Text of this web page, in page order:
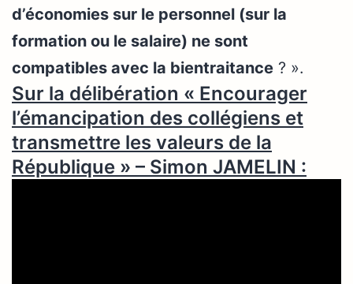
d’économies sur le personnel (sur la
formation ou le salaire) ne sont
compatibles avec la bientraitance ? ».
Sur la délibération « Encourager
l’émancipation des collégiens et
transmettre les valeurs de la
République » – Simon JAMELIN :